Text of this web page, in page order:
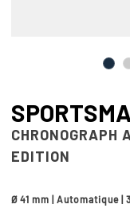
CHRONOGRAPH
EDITION
Ø 41 mm | Automatique |